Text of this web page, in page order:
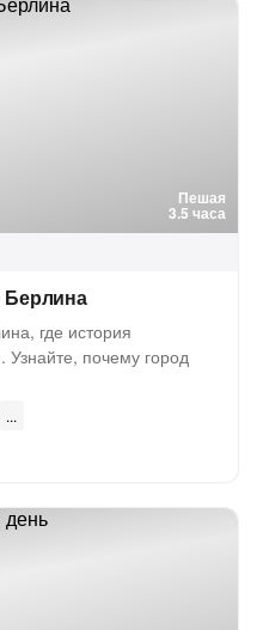
Пешая
3.5 часа
Берлина
где история
Узнайте, почему город